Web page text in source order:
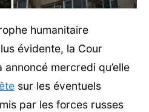
humanitaire
évidente, la Cour
mercredi qu’elle
sur les éventuels
par les forces russes